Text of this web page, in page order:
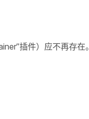
插件）应不再存在。